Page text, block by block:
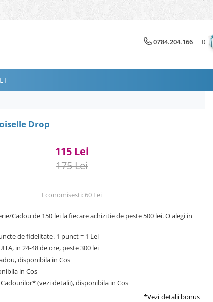
0784.204.166 0
Drop
115 Lei
175 Lei
Economisesti: 60 Lei
Cadou de 150 lei la fiecare achizitie de peste 500 lei. O alegi in
de fidelitate. 1 punct = 1 Lei
in 24-48 de ore, peste 300 lei
disponibila in Cos
in Cos
(vezi detalii), disponibila in Cos
*Vezi detalii bonus